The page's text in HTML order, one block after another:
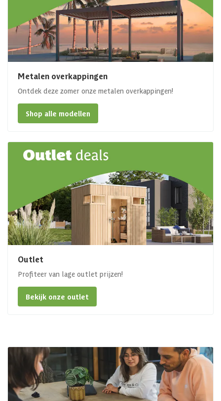
Metalen overkappingen
Ontdek deze zomer onze metalen overkappingen!
Shop alle modellen
Outlet
Profiteer van lage outlet prijzen!
Bekijk onze outlet